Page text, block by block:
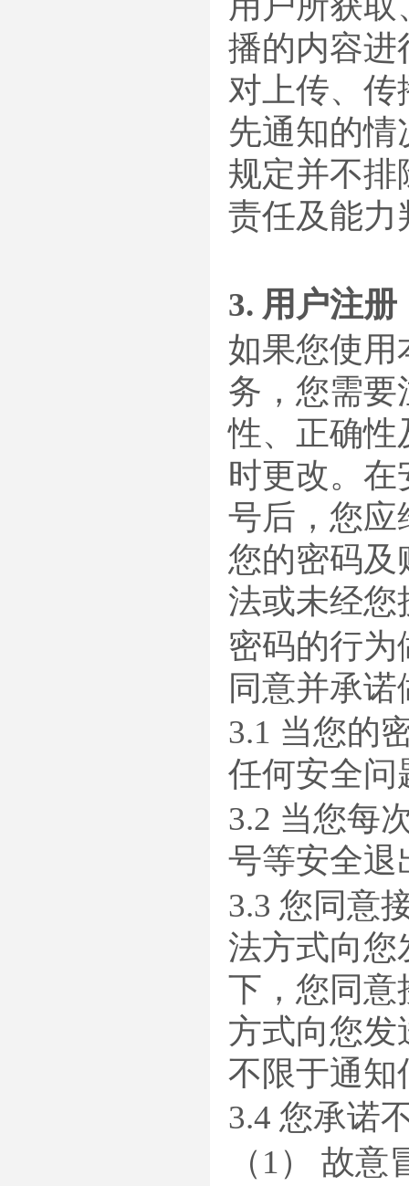
播的内容进
对上传、
先通知的
规定并不排
责任及能力
3. 用户注册
如果您使用
务，您需要
性、正确性
时更改。
号后，您应
您的密码及
法或未经您
密码的行
同意并承诺
3.1 当您的
任何安全问
3.2 当您每
号等安全退
3.3 您同意
法方式向您
下，您同意
方式向您发
不限于通知
3.4 您承诺
（1） 故